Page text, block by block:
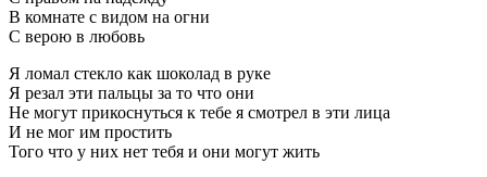
В комнате с видом на огни
С верою в любовь
Я ломал стекло как шоколад в руке
Я резал эти пальцы за то что они
Hе могут прикоснуться к тебе я смотрел в эти лица
И не мог им простить
Того что у них нет тебя и они могут жить